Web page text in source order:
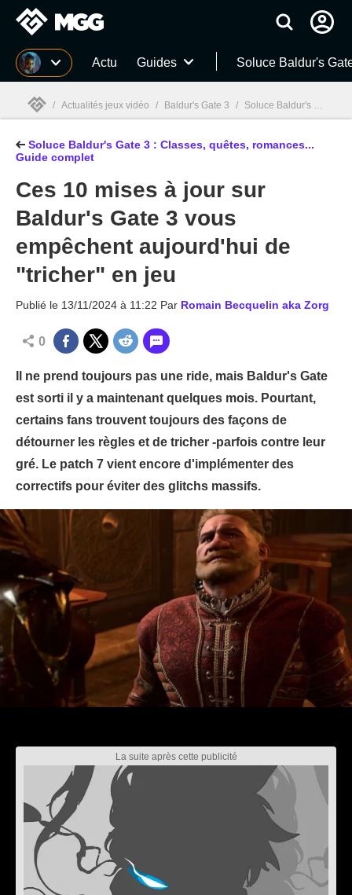
MGG Actu Guides Soluce Baldur's
MGG
/ Actualités jeux vidéo / Baldur's Gate 3 / Soluce Baldur's Gate 3 : Classes, quêtes, romances... Guide complet
Soluce Baldur's Gate 3 : Classes, quêtes, romances...
Guide complet
Ces 10 mises à jour sur
Baldur's Gate 3 vous
empêchent aujourd'hui de
"tricher" en jeu
Publié le 13/11/2024 à 11:22 Par Romain Becquelin aka Zorg
0
Il ne prend toujours pas une ride, mais Baldur's Gate
est sorti il y a maintenant quelques mois. Pourtant,
certains fans trouvent toujours des façons de
détourner les règles et de tricher -parfois contre leur
gré. Le patch 7 vient encore d'implémenter des
correctifs pour éviter des glitchs massifs.